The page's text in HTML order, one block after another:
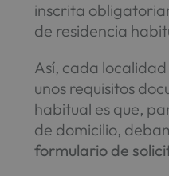
inscrita
de residencia
Así, cada
unos requisitos
habitual es que,
de domicilio,
formulario de